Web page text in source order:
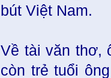
bút Việt Nam.
Về tài văn thơ,
còn trẻ tuổi